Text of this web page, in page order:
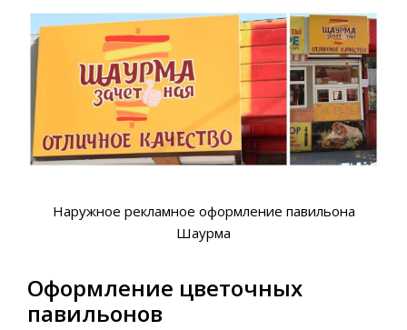
Наружное рекламное оформление павильона
Шаурма
Оформление цветочных
павильонов